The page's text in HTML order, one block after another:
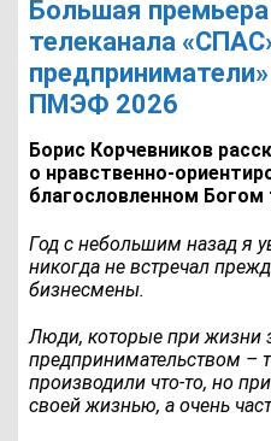
Большая
телеканала
ПМЭФ 2026
Борис Корчевников
о нравственно-
благословленном Богом
Год с небольшим назад я
никогда не встречал
бизнесмены.
Люди, которые при жизни
предпринимательством –
производили что-то, но
своей жизнью, а очень